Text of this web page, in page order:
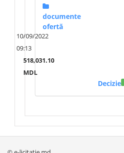
documente
ofertă
10/09/2022
09:13
518,031.10
MDL
Decizie